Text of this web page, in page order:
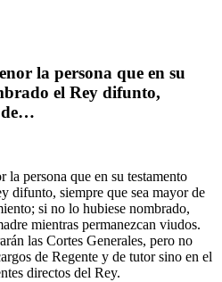
la persona que en su
el Rey difunto,
de…
la persona que en su testamento
difunto, siempre que sea mayor de
si no lo hubiese nombrado,
mientras permanezcan viudos.
las Cortes Generales, pero no
de Regente y de tutor sino en el
directos del Rey.